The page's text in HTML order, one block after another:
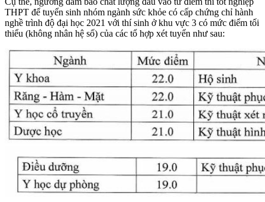
THPT để tuyển sinh nhóm ngành sức khỏe có cấp chứng chỉ hành
nghề trình độ đại học 2021 với thí sinh ở khu vực 3 có mức điểm tối
thiểu (không nhân hệ số) của các tổ hợp xét tuyển như sau: